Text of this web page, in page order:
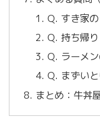
Q. すき家
Q. 持ち帰
Q. ラーメ
Q. まずい
まとめ：牛丼